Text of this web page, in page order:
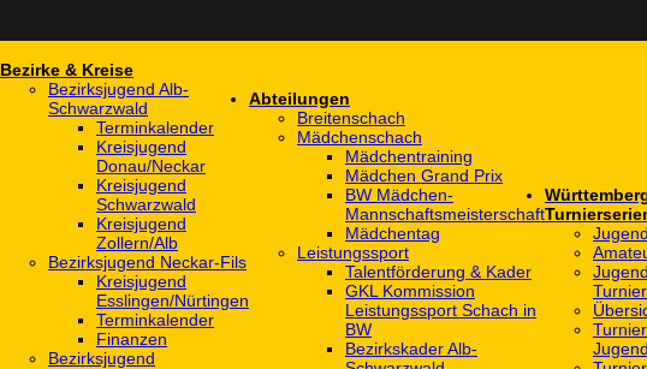
Bezirke & Kreise
Bezirksjugend Alb-
Schwarzwald
Terminkalender
Kreisjugend
Donau/Neckar
Kreisjugend
Schwarzwald
Kreisjugend
Zollern/Alb
Bezirksjugend Neckar-Fils
Kreisjugend
‎Esslingen/Nürtingen
Terminkalender
Finanzen
Bezirksjugend
Abteilungen
Breitenschach
Mädchenschach
Mädchentraining
Mädchen Grand Prix
BW Mädchen-
Mannschaftsmeisterschaft
Mädchentag
Leistungssport
Talentförderung & Kader
GKL Kommission
Leistungssport Schach in
BW
Bezirkskader Alb-